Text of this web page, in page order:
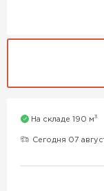
На складе 190 м3
Сегодня 07